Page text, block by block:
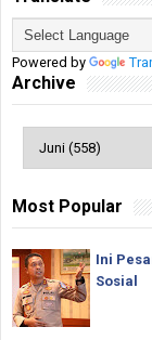
Powered by
Archive
Most Popular
Ini
Sosial